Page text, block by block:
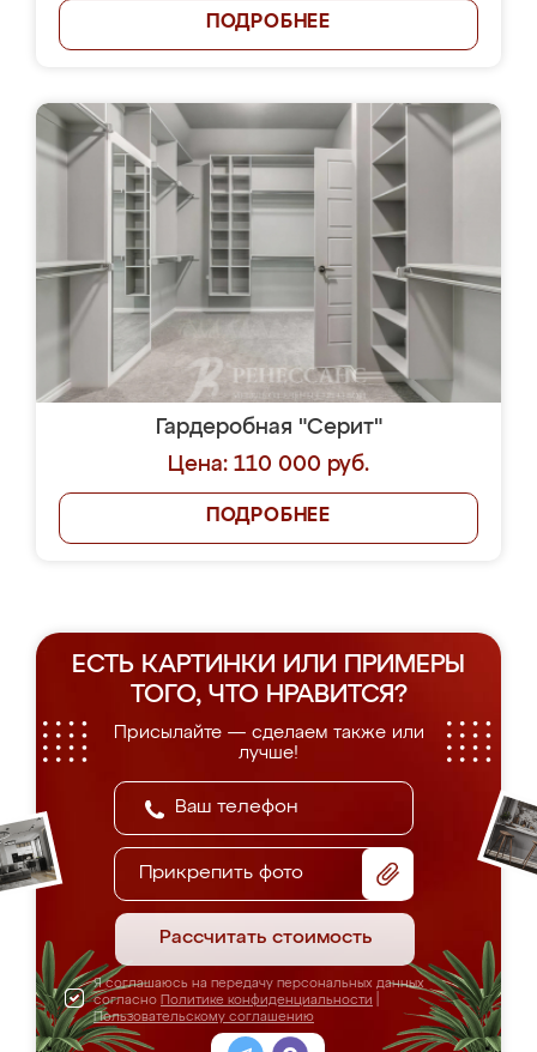
ПОДРОБНЕЕ
Гардеробная "Серит"
Цена: 110 000 руб.
ПОДРОБНЕЕ
ЕСТЬ КАРТИНКИ ИЛИ ПРИМЕРЫ
ТОГО, ЧТО НРАВИТСЯ?
Присылайте — сделаем также или
лучше!
Прикрепить фото
Рассчитать стоимость
Я соглашаюсь на передачу персональных данных
согласно Политике конфиденциальности
Пользовательскому соглашению